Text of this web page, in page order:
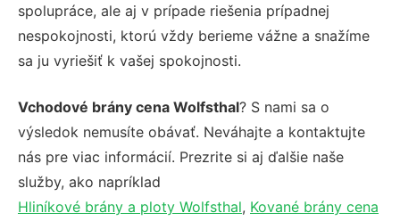
spolupráce, ale aj v prípade riešenia prípadnej
nespokojnosti, ktorú vždy berieme vážne a snažíme
sa ju vyriešiť k vašej spokojnosti.
Vchodové brány cena Wolfsthal? S nami sa o
výsledok nemusíte obávať. Neváhajte a kontaktujte
nás pre viac informácií. Prezrite si aj ďalšie naše
služby, ako napríklad
Hliníkové brány a ploty Wolfsthal, Kované brány cena